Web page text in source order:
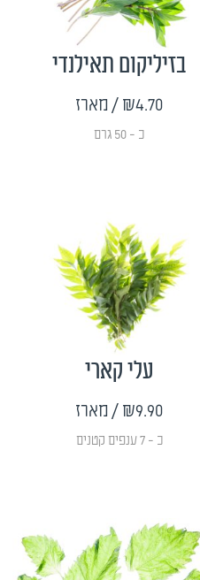
בזיליקום תאילנדי
₪4.70/ מארז
כ - 50 גרם
עלי קארי
₪9.90/ מארז
כ - 7 ענפים קטנים